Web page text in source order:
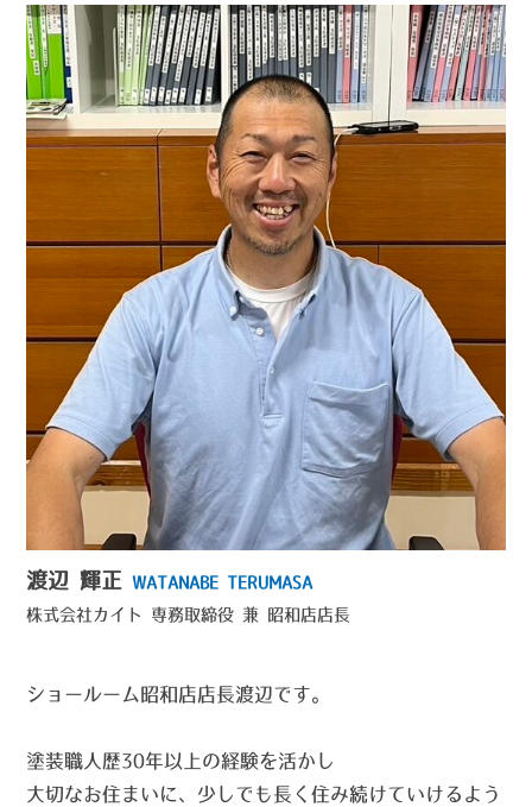
渡辺 輝正
WATANABE TERUMASA
株式会社カイト 専務取締役 兼 昭和店店長
ショールーム昭和店店長渡辺です。
塗装職人歴30年以上の経験を活かし
大切なお住まいに、少しでも長く住み続けていけるよう